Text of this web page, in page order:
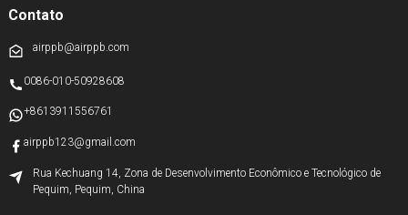
Contato
airppb@airppb.com
0086-010-50928608
+8613911556761
airppb123@gmail.com
Rua Kechuang 14, Zona de Desenvolvimento Econômico e Tecnológico de
Pequim, Pequim, China